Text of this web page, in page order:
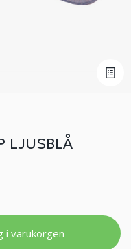
LJUSBLÅ
i varukorgen